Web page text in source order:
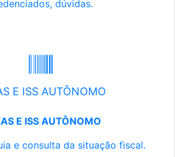
dúvidas.
E ISS AUTÔNOMO
E ISS AUTÔNOMO
e consulta da situação fiscal.